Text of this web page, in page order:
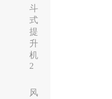
斗
式
提
升
机
2
风